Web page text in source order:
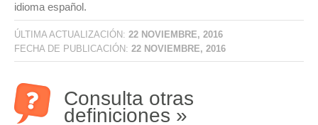
idioma español.
ÚLTIMA ACTUALIZACIÓN: 22 NOVIEMBRE, 2016
FECHA DE PUBLICACIÓN: 22 NOVIEMBRE, 2016
Consulta otras
definiciones »